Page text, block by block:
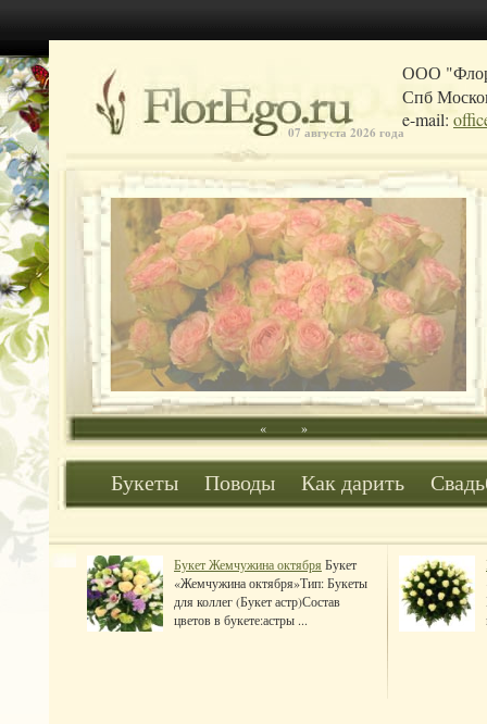
07 августа 2026 года
« »
Букеты Поводы Как дарить
Букет Жемчужина октября Букет
«Жемчужина октября»Тип: Букеты
для коллег (Букет астр)Состав
цветов в букете:астры ...
ООО
Спб
e-mail: